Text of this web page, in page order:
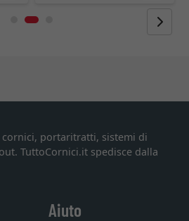
cornici, portaritratti, sistemi di
TuttoCornici.it spedisce dalla
Aiuto